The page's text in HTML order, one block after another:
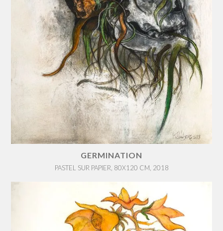
GERMINATION
PASTEL SUR PAPIER, 80X120 CM, 2018